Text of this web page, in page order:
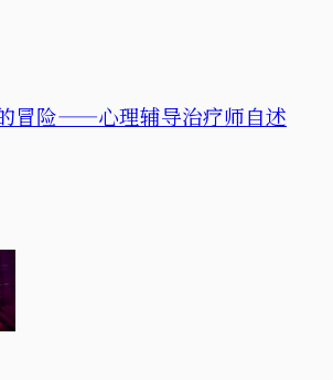
冒险——心理辅导治疗师自述